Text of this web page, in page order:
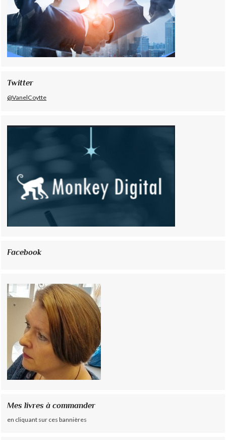
Twitter
@VanelCoytte
Facebook
Mes livres à commander
en cliquant sur ces bannières